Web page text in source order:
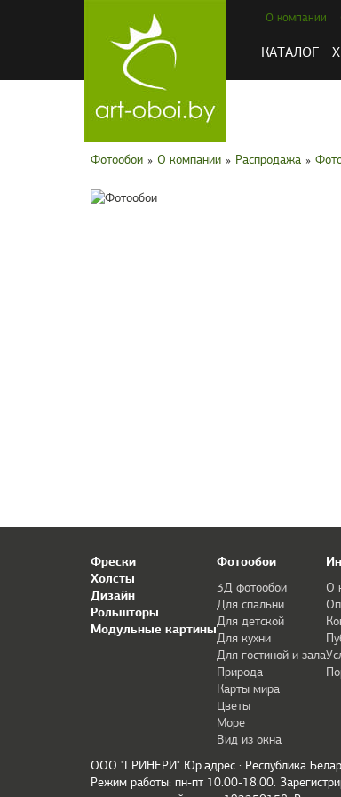
О компании
КАТАЛОГ
Фотообои » О компании » Распродажа »
Фрески
Холсты
Дизайн
Рольшторы
Модульные картины
Фотообои
3Д фотообои
Для спальни
Для детской
Для кухни
Для гостиной и зала
Природа
Карты мира
Цветы
Море
Вид из окна
О
ООО "ГРИНЕРИ" Юр.адрес : Республика
Режим работы: пн-пт 10.00-18.00.